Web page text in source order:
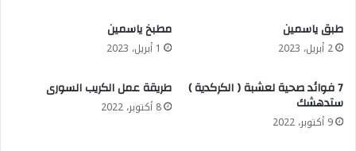
طبق ياسمين
2 أبريل، 2023
مطبخ ياسمين
1 أبريل، 2023
7 فوائد صحية لعشبة ( الكركدية )
ستدهشك
9 أكتوبر، 2022
طريقة عمل الكريب السورى
8 أكتوبر، 2022